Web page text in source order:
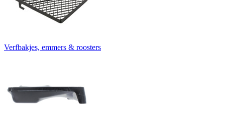
Verfbakjes, emmers & roosters